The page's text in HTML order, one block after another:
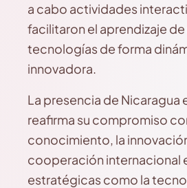
a cabo actividades
facilitaron el aprendizaje de
tecnologías de forma
innovadora.
La presencia de Nicaragua
reafirma su compromiso
conocimiento, la
cooperación internacional
estratégicas como la